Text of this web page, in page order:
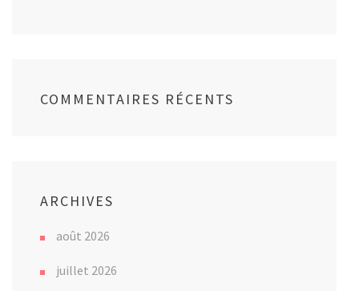
COMMENTAIRES RÉCENTS
ARCHIVES
août 2026
juillet 2026